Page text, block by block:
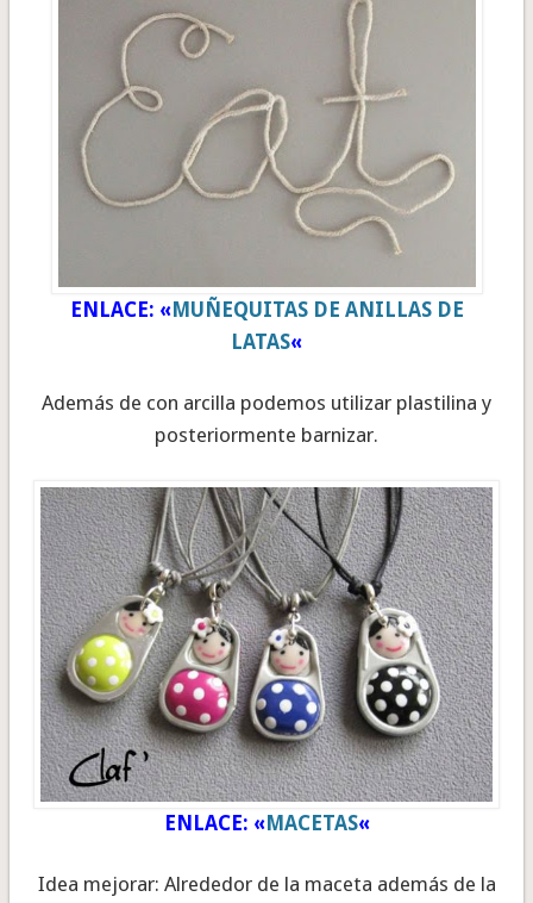
ENLACE: «MUÑEQUITAS DE ANILLAS DE
LATAS«
Además de con arcilla podemos utilizar plastilina y
posteriormente barnizar.
ENLACE: «MACETAS«
Idea mejorar: Alrededor de la maceta además de la